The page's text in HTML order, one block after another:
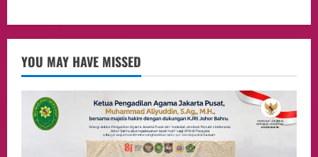
3
Harus Berprestasi, Berkarakter, dan
Menjaga Nama Baik Bangsa
05/08/2026
4
Putusan Diundur Lagi, Pernyataan
Hakim pada Sidang Sebelumnya Jadi
Sorotan
05/08/2026
YOU MAY HAVE MISSED